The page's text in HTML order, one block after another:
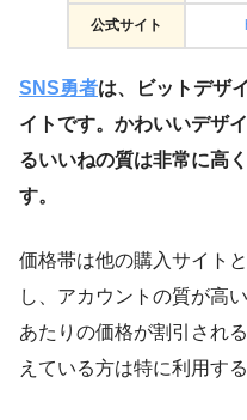
公式サイト
SNS勇者は、ビットデザ
イトです。かわいいデザ
るいいねの質は非常に高
す。
価格帯は他の購入サイト
し、アカウントの質が高
あたりの価格が割引され
えている方は特に利用す